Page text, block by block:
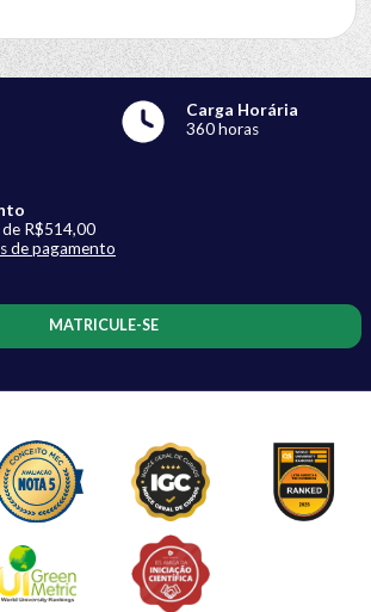
Carga Horária
360 horas
R$514,00
de pagamento
MATRICULE-SE